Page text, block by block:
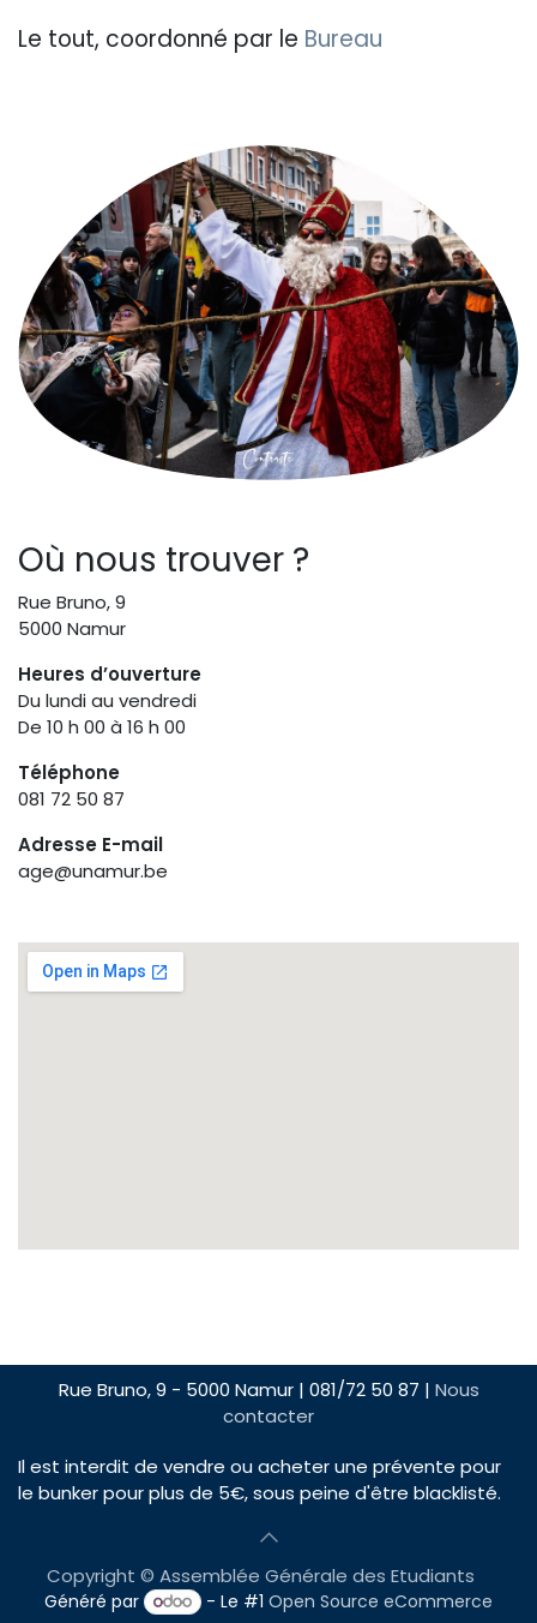
Le tout, coordonné par le Bureau
Où nous trouver ?
Rue Bruno, 9
5000 Namur
Heures d’ouverture
Du lundi au vendredi
De 10 h 00 à 16 h 00
Téléphone
081 72 50 87
Adresse E-mail
age@unamur.be
Rue Bruno, 9 - 5000 Namur | 081/72 50 87 | Nous
contacter
Il est interdit de vendre ou acheter une prévente pour
le bunker pour plus de 5€, sous peine d'être blacklisté.
Copyright © Assemblée Générale des Etudiants
Généré par - Le #1Open Source eCommerce